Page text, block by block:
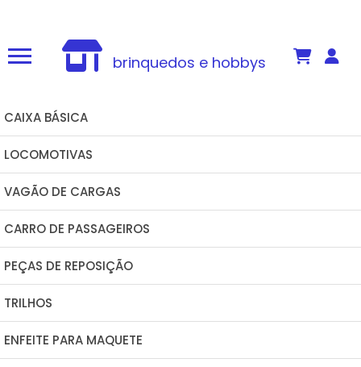
brinquedos e hobbys
CAIXA BÁSICA
LOCOMOTIVAS
VAGÃO DE CARGAS
CARRO DE PASSAGEIROS
PEÇAS DE REPOSIÇÃO
TRILHOS
ENFEITE PARA MAQUETE